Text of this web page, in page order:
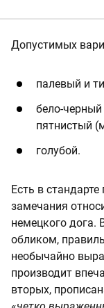
Допустимых
палевый и
бело-
пятнистый
голубой.
Есть в
замечания
немецкого дога.
обликом,
необычайно
производит
вторых,